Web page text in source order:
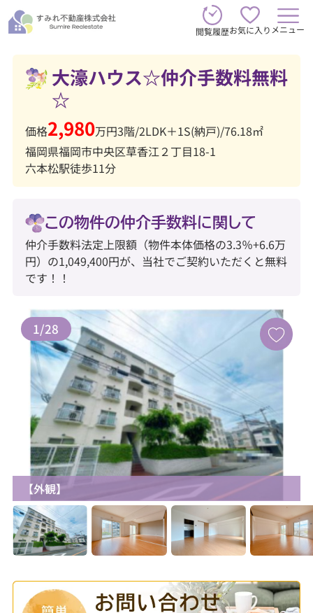
閲覧履歴お気に入り メニュー
大濠ハウス☆仲介手数料無料
☆
価格2,980万円3階/2LDK＋1S(納戸)/76.18㎡
福岡県福岡市中央区草香江２丁目18-1
六本松駅徒歩11分
この物件の仲介手数料に関して
仲介手数料法定上限額（物件本体価格の3.3％+6.6万
円）の1,049,400円が、当社でご契約いただくと無料
です！！
お気に入り追加
1/28
【外観】